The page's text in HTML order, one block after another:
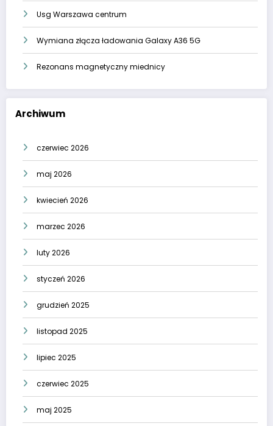
Usg Warszawa centrum
Wymiana złącza ładowania Galaxy A36 5G
Rezonans magnetyczny miednicy
Archiwum
czerwiec 2026
maj 2026
kwiecień 2026
marzec 2026
luty 2026
styczeń 2026
grudzień 2025
listopad 2025
lipiec 2025
czerwiec 2025
maj 2025